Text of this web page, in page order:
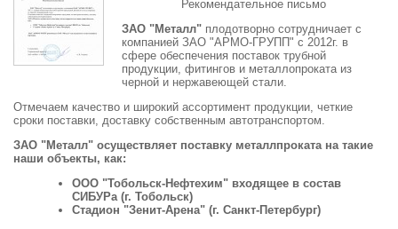
Рекомендательное письмо
ЗАО "Металл" плодотворно сотрудничает с
компанией ЗАО "АРМО-ГРУПП" с 2012г. в
сфере обеспечения поставок трубной
продукции, фитингов и металлопроката из
черной и нержавеющей стали.
Отмечаем качество и широкий ассортимент продукции, четкие
сроки поставки, доставку собственным автотранспортом.
ЗАО "Металл" осуществляет поставку металлпроката на такие
наши объекты, как:
ООО "Тобольск-Нефтехим" входящее в состав
СИБУРа (г. Тобольск)
Стадион "Зенит-Арена" (г. Санкт-Петербург)